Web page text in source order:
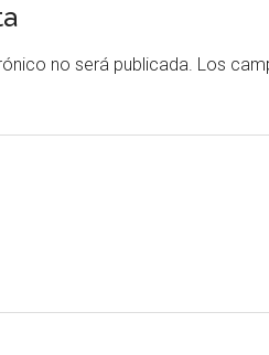
no será publicada. Los